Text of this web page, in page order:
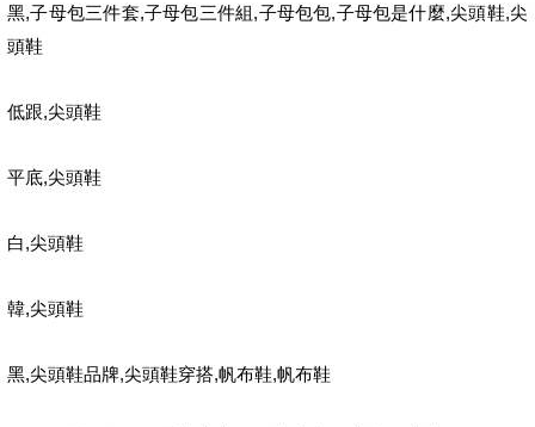
黑,子母包三件套,子母包三件組 ,子母包包,子母包是什麼,尖頭鞋,尖
頭鞋
低跟,尖頭鞋
平底,尖頭鞋
白,尖頭鞋
韓,尖頭鞋
黑,尖頭鞋品牌,尖頭鞋穿搭,帆布鞋,帆布鞋